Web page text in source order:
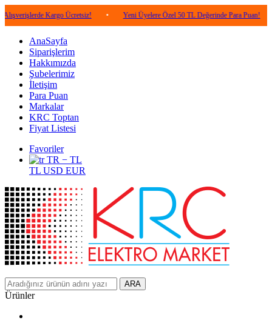
Kargo Ücretsiz! • Yeni Üyelere Özel 50 TL Değerinde Para Puan! •
AnaSayfa
Siparişlerim
Hakkımızda
Şubelerimiz
İletişim
Para Puan
Markalar
KRC Toptan
Fiyat Listesi
Favoriler
TR − TL
TL USD EUR
ARA
Ürünler